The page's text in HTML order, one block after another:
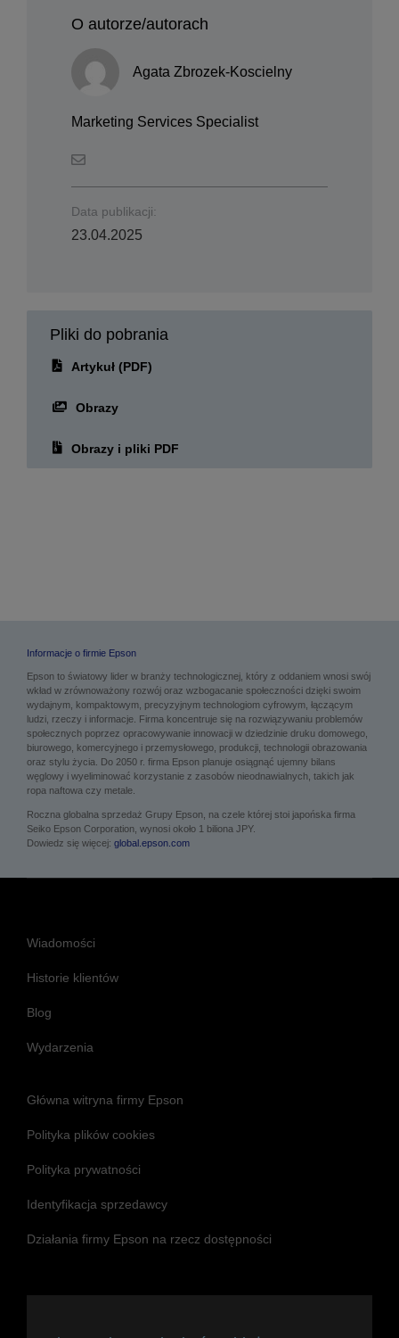
O autorze/autorach
Agata Zbrozek-Koscielny
Marketing Services Specialist
Data publikacji:
23.04.2025
Pliki do pobrania
Artykuł (PDF)
Obrazy
Obrazy i pliki PDF
Informacje o firmie Epson
Epson to światowy lider w branży technologicznej, który z oddaniem wnosi swój
wkład w zrównoważony rozwój oraz wzbogacanie społeczności dzięki swoim
wydajnym, kompaktowym, precyzyjnym technologiom cyfrowym, łączącym
ludzi, rzeczy i informacje. Firma koncentruje się na rozwiązywaniu problemów
społecznych poprzez opracowywanie innowacji w dziedzinie druku domowego,
biurowego, komercyjnego i przemysłowego, produkcji, technologii obrazowania
oraz stylu życia. Do 2050 r. firma Epson planuje osiągnąć ujemny bilans
węglowy i wyeliminować korzystanie z zasobów nieodnawialnych, takich jak
ropa naftowa czy metale.
Roczna globalna sprzedaż Grupy Epson, na czele której stoi japońska firma
Seiko Epson Corporation, wynosi około 1 biliona JPY.
Dowiedz się więcej: global.epson.com
Wiadomości
Historie klientów
Blog
Wydarzenia
Główna witryna firmy Epson
Polityka plików cookies
Polityka prywatności
Identyfikacja sprzedawcy
Działania firmy Epson na rzecz dostępności